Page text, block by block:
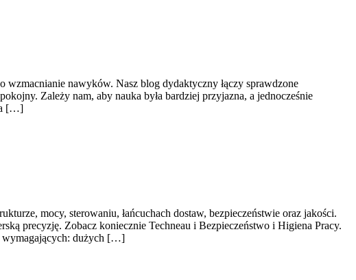
wzmacnianie nawyków. Nasz blog dydaktyczny łączy sprawdzone
Zależy nam, aby nauka była bardziej przyjazna, a jednocześnie
[…]
mocy, sterowaniu, łańcuchach dostaw, bezpieczeństwie oraz jakości.
precyzję. Zobacz koniecznie Techneau i Bezpieczeństwo i Higiena Pracy.
wymagających: dużych […]